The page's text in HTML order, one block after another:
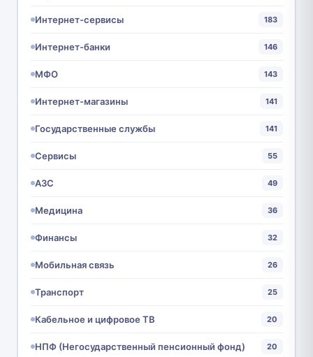
Интернет-сервисы 183
Интернет-банки 146
МФО 143
Интернет-магазины 141
Государственные службы 141
Сервисы 55
АЗС 49
Медицина 36
Финансы 32
Мобильная связь 26
Транспорт 25
Кабельное и цифровое ТВ 20
НПФ (Негосударственный пенсионный фонд) 20